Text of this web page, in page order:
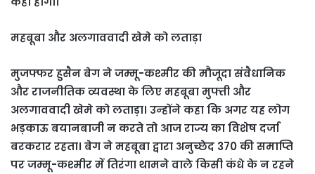
महबूबा और अलगाववादी खेमे को लताड़ा
मुजफ्फर हुसैन बेग ने जम्मू-कश्मीर की मौजूदा संवैधानिक
और राजनीतिक व्यवस्था के लिए महबूबा मुफ्ती और
अलगाववादी खेमे को लताड़ा। उन्होंने कहा कि अगर यह लोग
भड़काऊ बयानबाजी न करते तो आज राज्य का विशेष दर्जा
बरकरार रहता। बेग ने महबूबा द्वारा अनुच्छेद 370 की समाप्ति
पर जम्मू-कश्मीर में तिरंगा थामने वाले किसी कंधे के न रहने